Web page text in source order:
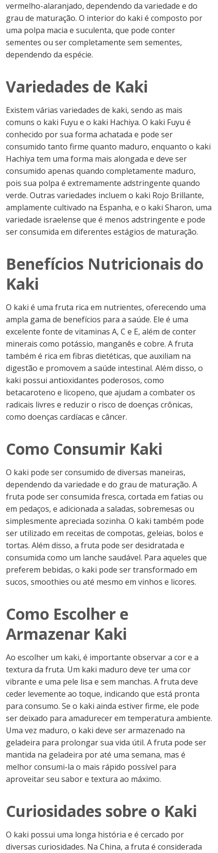
vermelho-alaranjado, dependendo da variedade e do
grau de maturação. O interior do kaki é composto por
uma polpa macia e suculenta, que pode conter
sementes ou ser completamente sem sementes,
dependendo da espécie.
Variedades de Kaki
Existem várias variedades de kaki, sendo as mais
comuns o kaki Fuyu e o kaki Hachiya. O kaki Fuyu é
conhecido por sua forma achatada e pode ser
consumido tanto firme quanto maduro, enquanto o kaki
Hachiya tem uma forma mais alongada e deve ser
consumido apenas quando completamente maduro,
pois sua polpa é extremamente adstringente quando
verde. Outras variedades incluem o kaki Rojo Brillante,
amplamente cultivado na Espanha, e o kaki Sharon, uma
variedade israelense que é menos adstringente e pode
ser consumida em diferentes estágios de maturação.
Benefícios Nutricionais do
Kaki
O kaki é uma fruta rica em nutrientes, oferecendo uma
ampla gama de benefícios para a saúde. Ele é uma
excelente fonte de vitaminas A, C e E, além de conter
minerais como potássio, manganês e cobre. A fruta
também é rica em fibras dietéticas, que auxiliam na
digestão e promovem a saúde intestinal. Além disso, o
kaki possui antioxidantes poderosos, como
betacaroteno e licopeno, que ajudam a combater os
radicais livres e reduzir o risco de doenças crônicas,
como doenças cardíacas e câncer.
Como Consumir Kaki
O kaki pode ser consumido de diversas maneiras,
dependendo da variedade e do grau de maturação. A
fruta pode ser consumida fresca, cortada em fatias ou
em pedaços, e adicionada a saladas, sobremesas ou
simplesmente apreciada sozinha. O kaki também pode
ser utilizado em receitas de compotas, geleias, bolos e
tortas. Além disso, a fruta pode ser desidratada e
consumida como um lanche saudável. Para aqueles que
preferem bebidas, o kaki pode ser transformado em
sucos, smoothies ou até mesmo em vinhos e licores.
Como Escolher e
Armazenar Kaki
Ao escolher um kaki, é importante observar a cor e a
textura da fruta. Um kaki maduro deve ter uma cor
vibrante e uma pele lisa e sem manchas. A fruta deve
ceder levemente ao toque, indicando que está pronta
para consumo. Se o kaki ainda estiver firme, ele pode
ser deixado para amadurecer em temperatura ambiente.
Uma vez maduro, o kaki deve ser armazenado na
geladeira para prolongar sua vida útil. A fruta pode ser
mantida na geladeira por até uma semana, mas é
melhor consumi-la o mais rápido possível para
aproveitar seu sabor e textura ao máximo.
Curiosidades sobre o Kaki
O kaki possui uma longa história e é cercado por
diversas curiosidades. Na China, a fruta é considerada